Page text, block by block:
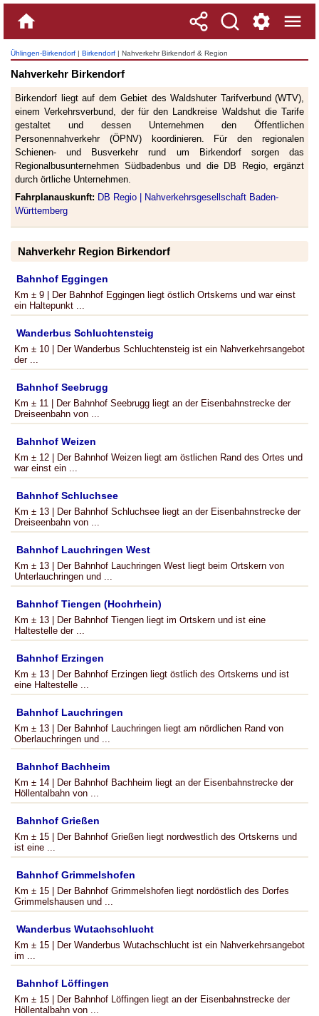
Ühlingen-Birkendorf | Birkendorf | Nahverkehr Birkendorf & Region
Nahverkehr Birkendorf
Birkendorf liegt auf dem Gebiet des Waldshuter Tarifverbund (WTV),
einem Verkehrsverbund, der für den Landkreise Waldshut die Tarife
gestaltet und dessen Unternehmen den Öffentlichen
Personennahverkehr (ÖPNV) koordinieren. Für den regionalen
Schienen- und Busverkehr rund um Birkendorf sorgen das
Regionalbusunternehmen Südbadenbus und die DB Regio, ergänzt
durch örtliche Unternehmen.
Fahrplanauskunft: DB Regio |
Nahverkehrsgesellschaft Baden-
Württemberg
Nahverkehr Region Birkendorf
Bahnhof Eggingen
Km ± 9 | Der Bahnhof Eggingen liegt östlich Ortskerns und war einst
ein Haltepunkt ...
Wanderbus Schluchtensteig
Km ± 10 | Der Wanderbus Schluchtensteig ist ein Nahverkehrsangebot
der ...
Bahnhof Seebrugg
Km ± 11 | Der Bahnhof Seebrugg liegt an der Eisenbahnstrecke der
Dreiseenbahn von ...
Bahnhof Weizen
Km ± 12 | Der Bahnhof Weizen liegt am östlichen Rand des Ortes und
war einst ein ...
Bahnhof Schluchsee
Km ± 13 | Der Bahnhof Schluchsee liegt an der Eisenbahnstrecke der
Dreiseenbahn von ...
Bahnhof Lauchringen West
Km ± 13 | Der Bahnhof Lauchringen West liegt beim Ortskern von
Unterlauchringen und ...
Bahnhof Tiengen (Hochrhein)
Km ± 13 | Der Bahnhof Tiengen liegt im Ortskern und ist eine
Haltestelle der ...
Bahnhof Erzingen
Km ± 13 | Der Bahnhof Erzingen liegt östlich des Ortskerns und ist
eine Haltestelle ...
Bahnhof Lauchringen
Km ± 13 | Der Bahnhof Lauchringen liegt am nördlichen Rand von
Oberlauchringen und ...
Bahnhof Bachheim
Km ± 14 | Der Bahnhof Bachheim liegt an der Eisenbahnstrecke der
Höllentalbahn von ...
Bahnhof Grießen
Km ± 15 | Der Bahnhof Grießen liegt nordwestlich des Ortskerns und
ist eine ...
Bahnhof Grimmelshofen
Km ± 15 | Der Bahnhof Grimmelshofen liegt nordöstlich des Dorfes
Grimmelshausen und ...
Wanderbus Wutachschlucht
Km ± 15 | Der Wanderbus Wutachschlucht ist ein Nahverkehrsangebot
im ...
Bahnhof Löffingen
Km ± 15 | Der Bahnhof Löffingen liegt an der Eisenbahnstrecke der
Höllentalbahn von ...